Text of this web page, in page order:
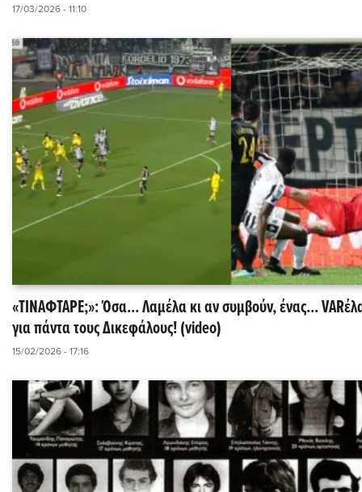
17/03/2026 - 11:10
«ΤΙΝΑΦΤΑΡΕ;»: Όσα... Λαμέλα κι αν συμβούν, ένας...
για πάντα τους Δικεφάλους! (video)
15/02/2026 - 17:16